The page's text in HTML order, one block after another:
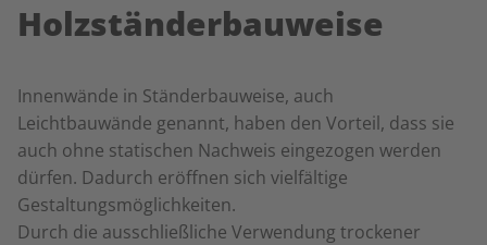
Holzständerbauweise
Innenwände in Ständerbauweise, auch
Leichtbauwände genannt, haben den Vorteil, dass sie
auch ohne statischen Nachweis eingezogen werden
dürfen. Dadurch eröffnen sich vielfältige
Gestaltungsmöglichkeiten.
Durch die ausschließliche Verwendung trockener